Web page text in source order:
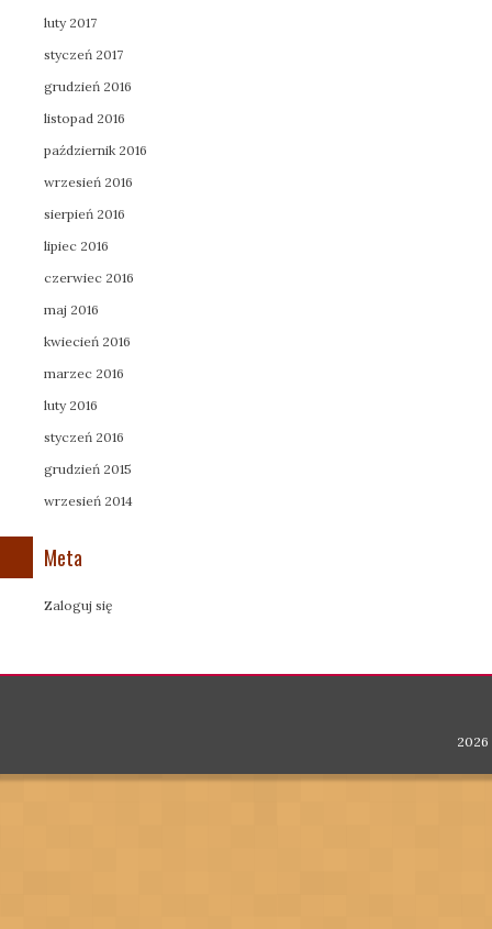
luty 2017
styczeń 2017
grudzień 2016
listopad 2016
październik 2016
wrzesień 2016
sierpień 2016
lipiec 2016
czerwiec 2016
maj 2016
kwiecień 2016
marzec 2016
luty 2016
styczeń 2016
grudzień 2015
wrzesień 2014
Meta
Zaloguj się
2026